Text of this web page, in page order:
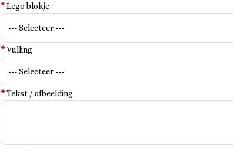
*Lego blokje
*Vulling
*Tekst / afbeelding